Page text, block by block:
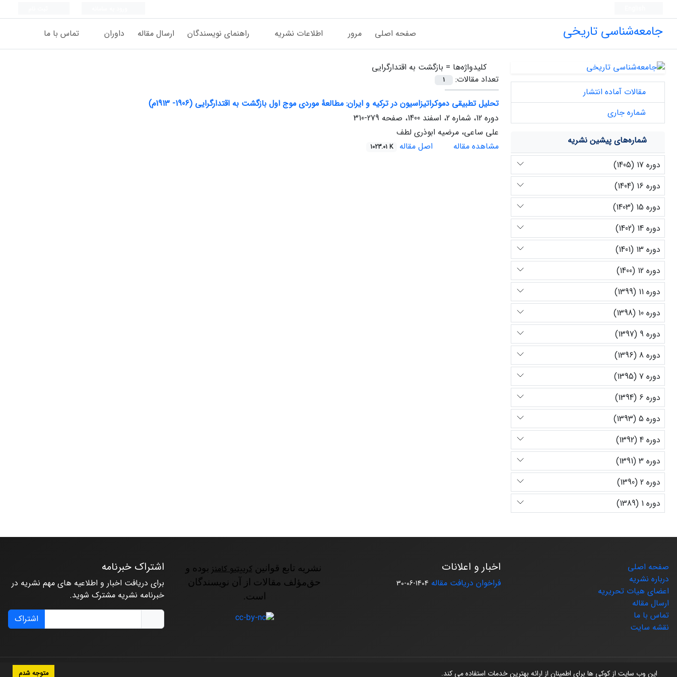
این وب سایت از کوکی ها برای اطمینان از ارائه بهترین خدمات استفاده می کند. متوجه شدم
جامعه‌شناسی تاریخی صفحه اصلی مرور اطلاعات نشریه راهنمای نویسندگان ارسال مقاله داوران تماس با ما
کلیدواژه‌ها = بازگشت به اقتدارگرایی
تعداد مقالات:
1
تحلیل تطبیقی دموکراتیزاسیون در ترکیه و ایران: مطالعۀ موردی موج اول بازگشت به اقتدارگرایی (1906- 1913م)
دوره 12، شماره 2، اسفند 1400، صفحه
279-310
علی ساعی، مرضیه ابوذری لطف
مشاهده مقاله
اصل مقاله 1023.01 K
مقالات آماده انتشار
شماره جاری
شماره‌های پیشین نشریه
دوره 17 (1405)
دوره 16 (1404)
دوره 15 (1403)
دوره 14 (1402)
دوره 13 (1401)
دوره 12 (1400)
دوره 11 (1399)
دوره 10 (1398)
دوره 9 (1397)
دوره 8 (1396)
دوره 7 (1395)
دوره 6 (1394)
دوره 5 (1393)
دوره 4 (1392)
دوره 3 (1391)
دوره 2 (1390)
دوره 1 (1389)
صفحه اصلی
درباره نشریه
اعضای هیات تحریریه
ارسال مقاله
تماس با ما
نقشه سایت
اخبار و اعلانات
فراخوان دریافت مقاله 1404-06-30
نشریه تابع قوانینکرییتیو کامنز بوده و
حق‌مؤلف مقالات از آن نویسندگان
است.
اشتراک خبرنامه
برای دریافت اخبار و اطلاعیه های مهم نشریه در
خبرنامه نشریه مشترک شوید.
اشتراک
© سامانه مدیریت نشریات علمی.طراحی و پیاده سازی ازسیناوب